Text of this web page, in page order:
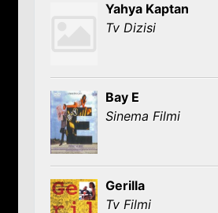
Yahya Kaptan
Tv Dizisi
Bay E
Sinema Filmi
Gerilla
Tv Filmi